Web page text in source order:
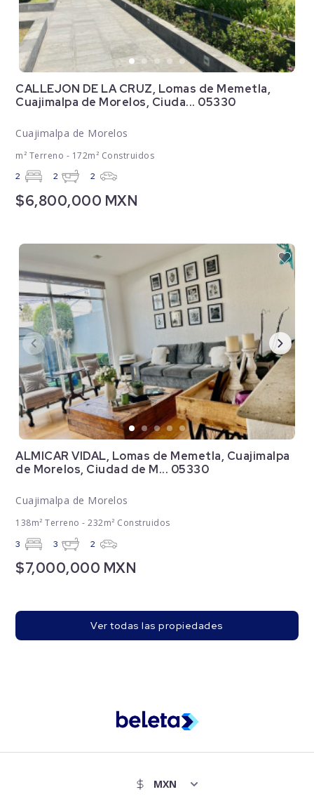
CALLEJON DE LA CRUZ, Lomas de Memetla,
Cuajimalpa de Morelos, Ciuda... 05330
Cuajimalpa de Morelos
m² Terreno - 172m² Construidos
2 2 2
$6,800,000 MXN
ALMICAR VIDAL, Lomas de Memetla, Cuajimalpa
de Morelos, Ciudad de M... 05330
Cuajimalpa de Morelos
138m² Terreno - 232m² Construidos
3 3 2
$7,000,000 MXN
Ver todas las propiedades